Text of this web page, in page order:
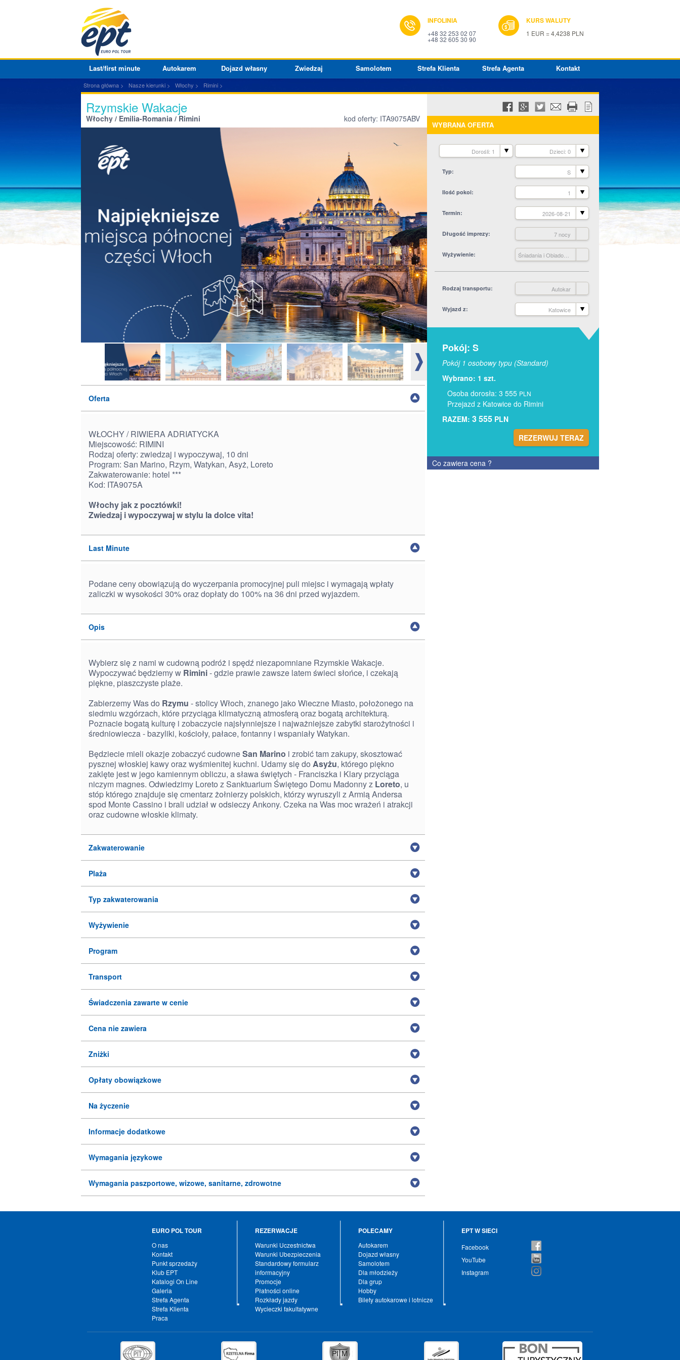
INFOLINIA
+48 32 253 02 07
+48 32 605 30 90
KURS WALUTY
1 EUR = 4,4238 PLN
Last/first minute Autokarem Dojazd własny Zwiedzaj Samolotem Strefa Klienta Strefa Agenta Kontakt
Strona główna Nasze kierunki Włochy Rimini
Rzymskie Wakacje
Włochy / Emilia-Romania / Rimini kod oferty: ITA9075ABV
WYBRANA OFERTA
Dorośli: 1 Dzieci: 0
Typ S
Ilość pokoi 1
Termin 2026-08-21
Długość imprezy 7 nocy
Wyżywienie
Rodzaj transportu Autokar
Wyjazd z Katowice
Pokój: S
Pokój 1 osobowy typu (Standard)
Wybrano: 1 szt.
Osoba dorosła: 3 555 PLN
Przejazd z Katowice do Rimini
RAZEM: 3 555 PLN
REZERWUJ TERAZ
Co zawiera cena ?
Oferta
WŁOCHY / RIWIERA ADRIATYCKA
Miejscowość: RIMINI
Rodzaj oferty: zwiedzaj i wypoczywaj, 10 dni
Program: San Marino, Rzym, Watykan, Asyż, Loreto
Zakwaterowanie: hotel ***
Kod: ITA9075A
Włochy jak z pocztówki!
Zwiedzaj i wypoczywaj w stylu la dolce vita!
Last Minute
Podane ceny obowiązują do wyczerpania promocyjnej puli miejsc i wymagają wpłaty
zaliczki w wysokości 30% oraz dopłaty do 100% na 36 dni przed wyjazdem.
Opis
Wybierz się z nami w cudowną podróż i spędź niezapomniane Rzymskie Wakacje.
Wypoczywać będziemy w Rimini- gdzie prawie zawsze latem świeci słońce, i czekają
piękne, piaszczyste plaże.
Zabierzemy Was do Rzymu - stolicy Włoch, znanego jako Wieczne Miasto, położonego na
siedmiu wzgórzach, które przyciąga klimatyczną atmosferą oraz bogatą architekturą.
Poznacie bogatą kulturę i zobaczycie najsłynniejsze i najważniejsze zabytki starożytności i
średniowiecza - bazyliki, kościoły, pałace, fontanny i wspaniały Watykan.
Będziecie mieli okazje zobaczyć cudowneSan Marino i zrobić tam zakupy, skosztować
pysznej włoskiej kawy oraz wyśmienitej kuchni. Udamy się do Asyżu, którego piękno
zaklęte jest w jego kamiennym obliczu, a sława świętych - Franciszka i Klary przyciąga
niczym magnes. Odwiedzimy Loreto z Sanktuarium Świętego Domu Madonny z Loreto, u
stóp którego znajduje się cmentarz żołnierzy polskich, którzy wyruszyli z Armią Andersa
spod Monte Cassino i brali udział w odsieczy Ankony. Czeka na Was moc wrażeń i atrakcji
oraz cudowne włoskie klimaty.
Zakwaterowanie
Plaża
Typ zakwaterowania
Wyżywienie
Program
Transport
Świadczenia zawarte w cenie
Cena nie zawiera
Zniżki
Opłaty obowiązkowe
Na życzenie
Informacje dodatkowe
Wymagania językowe
Wymagania paszportowe, wizowe, sanitarne, zdrowotne
EURO POL TOUR
O nas
Kontakt
Punkt sprzedaży
Klub EPT
Katalogi On Line
Galeria
Strefa Agenta
Strefa Klienta
Praca
REZERWACJE
Warunki Uczestnictwa
Warunki Ubezpieczenia
Standardowy formularz
informacyjny
Promocje
Płatności online
Rozkłady jazdy
Wycieczki fakultatywne
POLECAMY
Autokarem
Dojazd własny
Samolotem
Dla młodzieży
Dla grup
Hobby
Bilety autokarowe i lotnicze
EPT W SIECI
Facebook
YouTube
Instagram